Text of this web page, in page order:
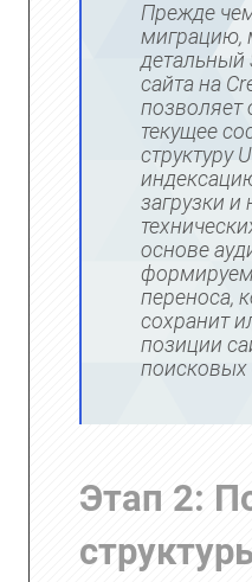
Прежде
миграцию,
детальный
сайта на
позволяет
текущее
структуру
загрузки и
основе
переноса,
сохранит
позиции
поисковых
Этап 2: